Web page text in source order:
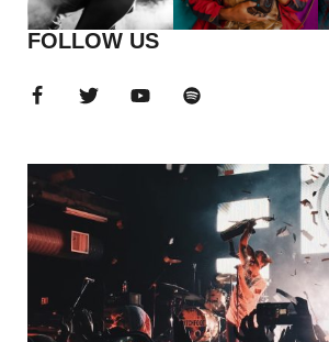
FOLLOW US